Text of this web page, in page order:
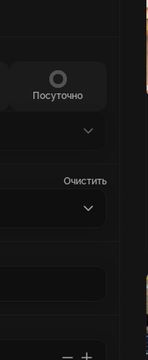
Посуточно
Очистить